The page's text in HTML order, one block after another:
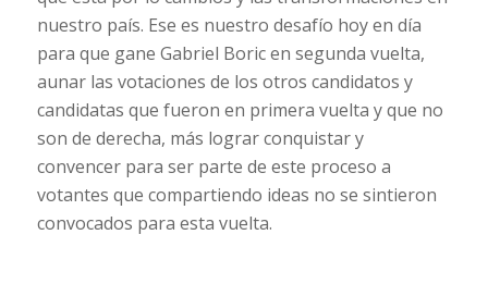
nuestro país. Ese es nuestro desafío hoy en día
para que gane Gabriel Boric en segunda vuelta,
aunar las votaciones de los otros candidatos y
candidatas que fueron en primera vuelta y que no
son de derecha, más lograr conquistar y
convencer para ser parte de este proceso a
votantes que compartiendo ideas no se sintieron
convocados para esta vuelta.